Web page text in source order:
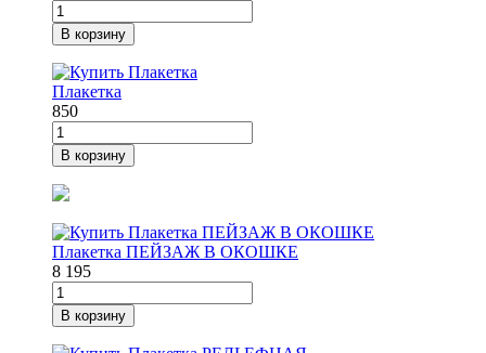
В корзину
Плакетка
850
В корзину
Плакетка ПЕЙЗАЖ В ОКОШКЕ
8 195
В корзину